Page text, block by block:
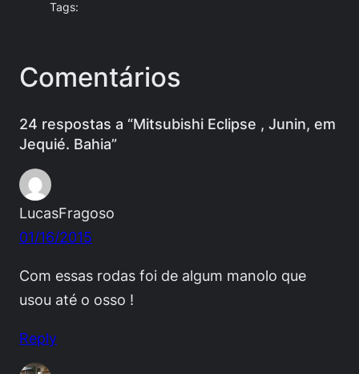
Tags:
Comentários
24 respostas a “Mitsubishi Eclipse , Junin, em
Jequié. Bahia”
LucasFragoso
01/16/2015
Com essas rodas foi de algum manolo que
usou até o osso !
Reply